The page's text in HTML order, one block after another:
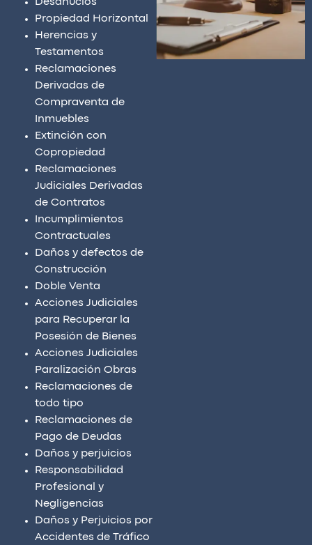
Propiedad Horizontal
Herencias y
Testamentos
Reclamaciones
Derivadas de
Compraventa de
Inmuebles
Extinción con
Copropiedad
Reclamaciones
Judiciales Derivadas
de Contratos
Incumplimientos
Contractuales
Daños y defectos de
Construcción
Doble Venta
Acciones Judiciales
para Recuperar la
Posesión de Bienes
Acciones Judiciales
Paralización Obras
Reclamaciones de
todo tipo
Reclamaciones de
Pago de Deudas
Daños y perjuicios
Responsabilidad
Profesional y
Negligencias
Daños y Perjuicios por
Accidentes de Tráfico